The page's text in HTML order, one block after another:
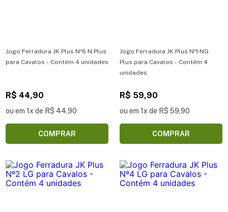
Jogo Ferradura JK Plus Nº6 N Plus
para Cavalos - Contém 4 unidades
R$ 44,90
ou em 1x de R$ 44,90
COMPRAR
Jogo Ferradura JK Plus Nº1 NG
Plus para Cavalos - Contém 4
unidades
R$ 59,90
ou em 1x de R$ 59,90
COMPRAR